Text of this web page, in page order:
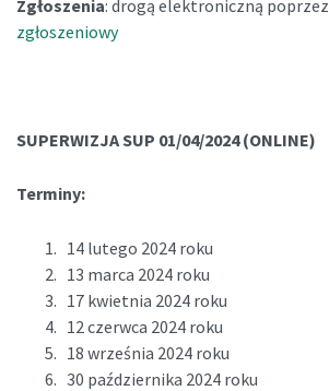
Zgłoszenia: drogą elektroniczną poprzez
zgłoszeniowy
SUPERWIZJA SUP 01/04/2024 (ONLINE)
Terminy:
14 lutego 2024 roku
13 marca 2024 roku
17 kwietnia 2024 roku
12 czerwca 2024 roku
18 września 2024 roku
30 października 2024 roku